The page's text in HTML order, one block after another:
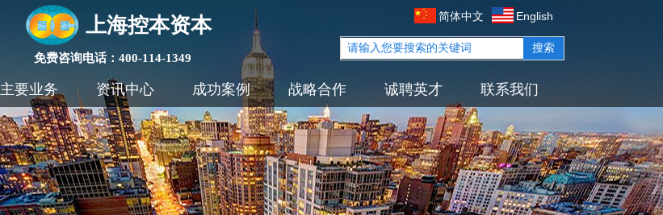
上海控本资本
搜索
简体中文 English
免费咨询电话：400-114-1349
主要业务 资讯中心 成功案例 战略合作 诚聘英才 联系我们